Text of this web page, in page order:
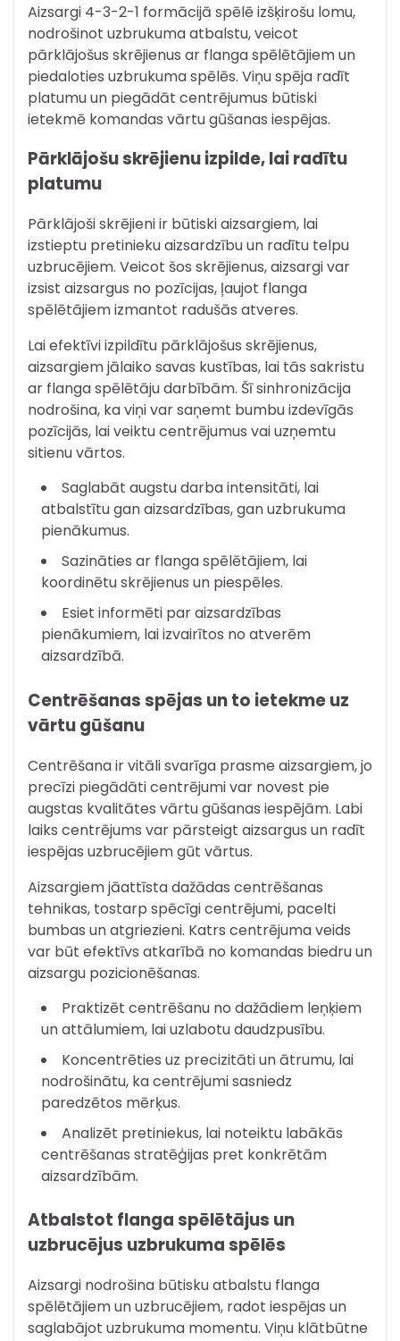
Aizsargi 4-3-2-1 formācijā spēlē izšķirošu lomu,
nodrošinot uzbrukuma atbalstu, veicot
pārklājošus skrējienus ar flanga spēlētājiem un
piedaloties uzbrukuma spēlēs. Viņu spēja radīt
platumu un piegādāt centrējumus būtiski
ietekmē komandas vārtu gūšanas iespējas.
Pārklājošu skrējienu izpilde, lai radītu
platumu
Pārklājoši skrējieni ir būtiski aizsargiem, lai
izstieptu pretinieku aizsardzību un radītu telpu
uzbrucējiem. Veicot šos skrējienus, aizsargi var
izsist aizsargus no pozīcijas, ļaujot flanga
spēlētājiem izmantot radušās atveres.
Lai efektīvi izpildītu pārklājošus skrējienus,
aizsargiem jālaiko savas kustības, lai tās sakristu
ar flanga spēlētāju darbībām. Šī sinhronizācija
nodrošina, ka viņi var saņemt bumbu izdevīgās
pozīcijās, lai veiktu centrējumus vai uzņemtu
sitienu vārtos.
Saglabāt augstu darba intensitāti, lai
atbalstītu gan aizsardzības, gan uzbrukuma
pienākumus.
Sazināties ar flanga spēlētājiem, lai
koordinētu skrējienus un piespēles.
Esiet informēti par aizsardzības
pienākumiem, lai izvairītos no atverēm
aizsardzībā.
Centrēšanas spējas un to ietekme uz
vārtu gūšanu
Centrēšana ir vitāli svarīga prasme aizsargiem, jo
precīzi piegādāti centrējumi var novest pie
augstas kvalitātes vārtu gūšanas iespējām. Labi
laiks centrējums var pārsteigt aizsargus un radīt
iespējas uzbrucējiem gūt vārtus.
Aizsargiem jāattīsta dažādas centrēšanas
tehnikas, tostarp spēcīgi centrējumi, pacelti
bumbas un atgriezieni. Katrs centrējuma veids
var būt efektīvs atkarībā no komandas biedru un
aizsargu pozicionēšanas.
Praktizēt centrēšanu no dažādiem leņķiem
un attālumiem, lai uzlabotu daudzpusību.
Koncentrēties uz precizitāti un ātrumu, lai
nodrošinātu, ka centrējumi sasniedz
paredzētos mērķus.
Analizēt pretiniekus, lai noteiktu labākās
centrēšanas stratēģijas pret konkrētām
aizsardzībām.
Atbalstot flanga spēlētājus un
uzbrucējus uzbrukuma spēlēs
Aizsargi nodrošina būtisku atbalstu flanga
spēlētājiem un uzbrucējiem, radot iespējas un
saglabājot uzbrukuma momentu. Viņu klātbūtne